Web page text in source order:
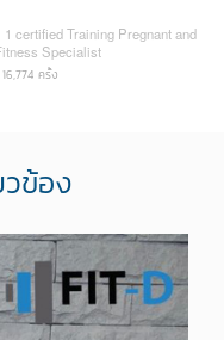
certified Training Pregnant and
Specialist
ครั้ง
ข้อง